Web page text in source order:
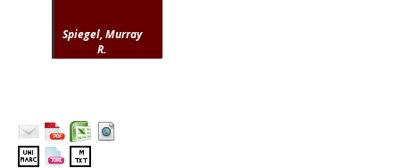
Spiegel, Murray
R.